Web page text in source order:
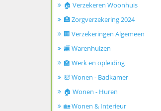
🏠 Verzekeren Woonhuis
🏥 Zorgverzekering 2024
🏢 Verzekeringen Algemeen
🏬 Warenhuizen
🏫 Werk en opleiding
🛀 Wonen - Badkamer
🏠 Wonen - Huren
🏡 Wonen & Interieur